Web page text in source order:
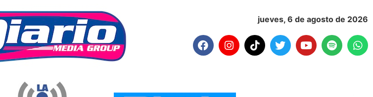
jueves, 6 de agosto de 2026